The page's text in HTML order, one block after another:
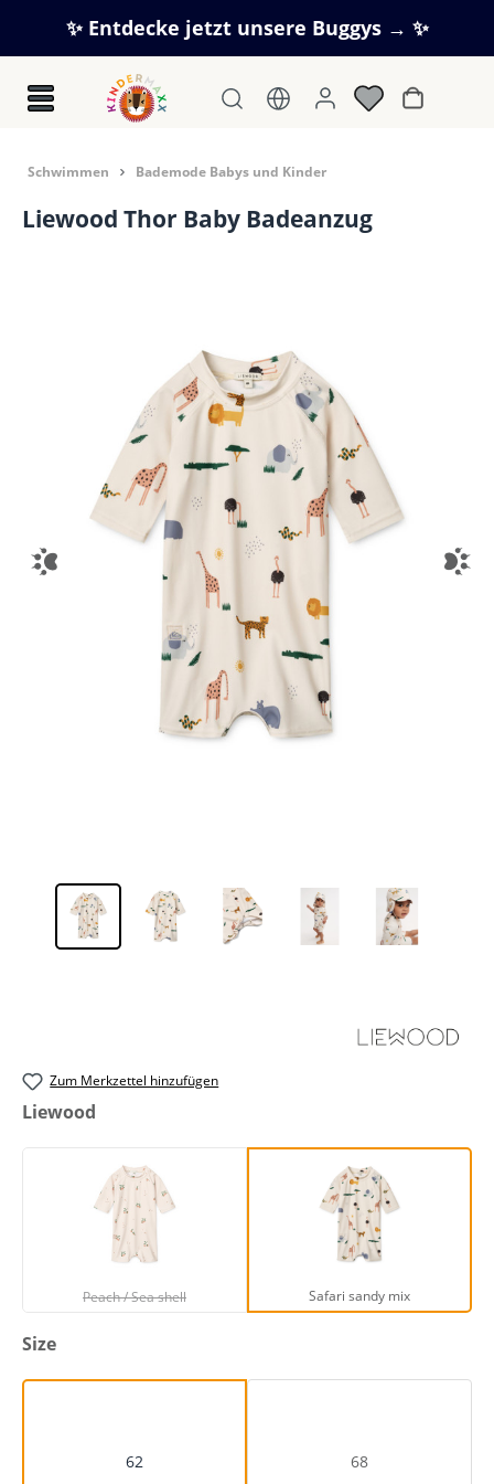
Zum Hauptinhalt springen
✨ Entdecke jetzt unsere Buggys → ✨
Schwimmen Bademode Babys und Kinder
Liewood Thor Baby Badeanzug
Zum Merkzettel hinzufügen
auswählen
Liewood
Peach / Sea shell
Peach / Sea shell
(Diese Option ist zurzeit nicht verfügbar.)
Safari sandy mix
Safari sandy mix
auswählen
Size
62 68